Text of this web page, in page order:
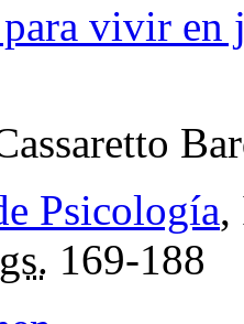
para vivir en
Psicología,
169-188